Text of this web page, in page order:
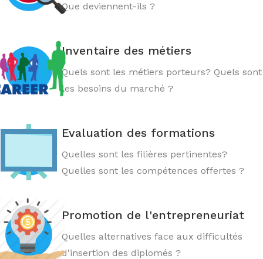
Que deviennent-ils ?
Inventaire des métiers
Quels sont les métiers porteurs? Quels sont
les besoins du marché ?
Evaluation des formations
Quelles sont les filières pertinentes?
Quelles sont les compétences offertes ?
Promotion de l'entrepreneuriat
Quelles alternatives face aux difficultés
d'insertion des diplomés ?